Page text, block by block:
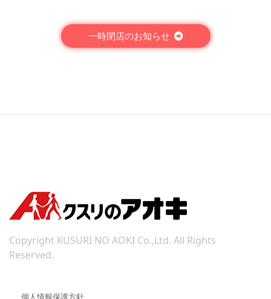
一時閉店のお知らせ
Copyright KUSURI NO AOKI Co.,Ltd. All Rights
Reserved.
個人情報保護方針